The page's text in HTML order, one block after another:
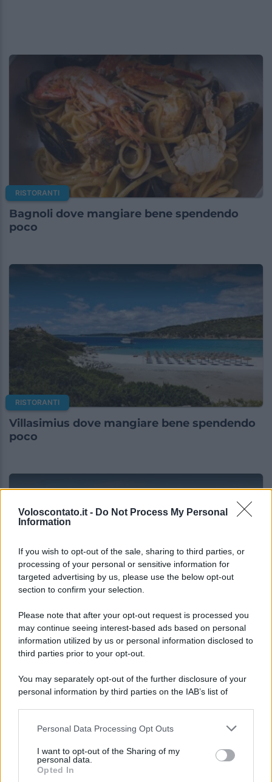
Voloscontato.it - Do Not Process My Personal
Information
If you wish to opt-out of the sale, sharing to third parties, or
processing of your personal or sensitive information for
targeted advertising by us, please use the below opt-out
section to confirm your selection.
Please note that after your opt-out request is processed you
may continue seeing interest-based ads based on personal
information utilized by us or personal information disclosed to
third parties prior to your opt-out.
You may separately opt-out of the further disclosure of your
personal information by third parties on the IAB’s list of
This information may also be disclosed by us to third parties
disclose it to other third parties.
Please note that this website/app uses one or more Google
Personal Data Processing Opt Outs
I want to opt-out of the Sharing of my
personal data.
Opted In
RISTORANTI
Bagnoli dove mangiare bene spendendo
poco
RISTORANTI
Villasimius dove mangiare bene spendendo
poco
RISTORANTI
Monopoli dove mangiare bene spendendo
poco
Lo sapevi che...
Sagre ed eventi del weekend 7-8-9
La notte di San Lorenzo quest’anno